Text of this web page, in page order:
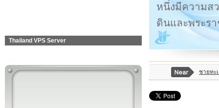
Thailand VPS Server
หนึ่งมีความส
ดินและพระร
ชายทะ